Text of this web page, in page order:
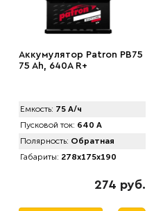
Аккумулятор Patron PB75
75 Ah, 640A R+
Емкость: 75 А/ч
Пусковой ток: 640 А
Полярность: Обратная
Габариты: 278x175x190
274 руб.